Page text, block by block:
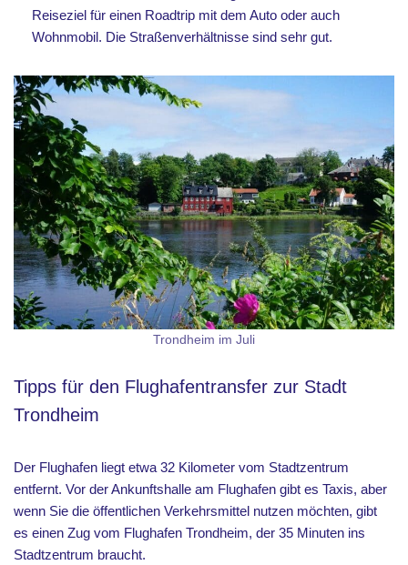
Reiseziel für einen Roadtrip mit dem Auto oder auch
Wohnmobil. Die Straßenverhältnisse sind sehr gut.
Trondheim im Juli
Tipps für den Flughafentransfer zur Stadt
Trondheim
Der Flughafen liegt etwa 32 Kilometer vom Stadtzentrum
entfernt. Vor der Ankunftshalle am Flughafen gibt es Taxis, aber
wenn Sie die öffentlichen Verkehrsmittel nutzen möchten, gibt
es einen Zug vom Flughafen Trondheim, der 35 Minuten ins
Stadtzentrum braucht.